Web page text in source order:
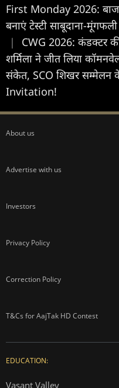
First Monday 2026:
बनाएं टेस्टी साबूदाना-
|
CWG 2026: कंडक्टर
शर्मिला ने जीत लिया
संकेत, SCO शिखर सम्मेलन
Invitation!
About us
Advertise with us
Investors
Privacy Policy
Correction Policy
T&Cs for AajTak HD Contest
EDUCATION:
Vasant Valley